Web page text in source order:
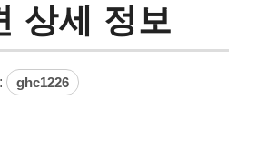
상세 정보
ghc1226